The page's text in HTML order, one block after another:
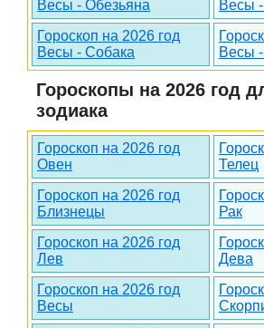
Весы - Обезьяна
Весы
Гороскоп на 2026 год
Весы - Собака
Весы
Гороскопы на 2026 год
зодиака
Гороскоп на 2026 год
Овен
Телец
Гороскоп на 2026 год
Близнецы
Рак
Гороскоп на 2026 год
Лев
Дева
Гороскоп на 2026 год
Весы